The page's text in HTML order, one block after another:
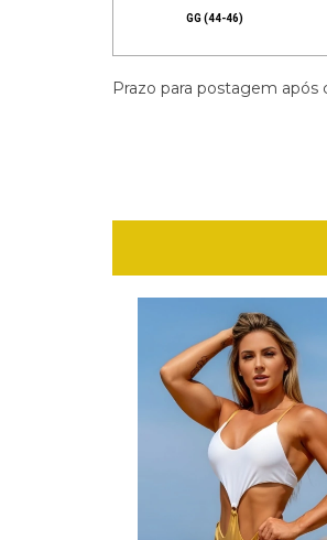
GG (44-46)
Prazo para postagem